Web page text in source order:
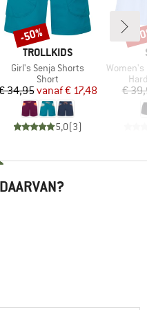
MERK
TROLLKIDS
Artikel
Girl's Senja Shorts
Productgroep
Short
Prijs
34,95 Verlaagde prijs
vanaf€ 17,48
5,0(3)
Korting
-50%
Artikel
Women's
€
-